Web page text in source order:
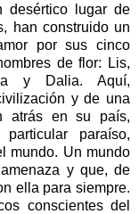
desértico lugar de
han construido un
por sus cinco
de flor: Lis,
y Dalia. Aquí,
y de una
atrás en su país,
paraíso,
mundo. Un mundo
y que, de
ella para siempre.
conscientes del